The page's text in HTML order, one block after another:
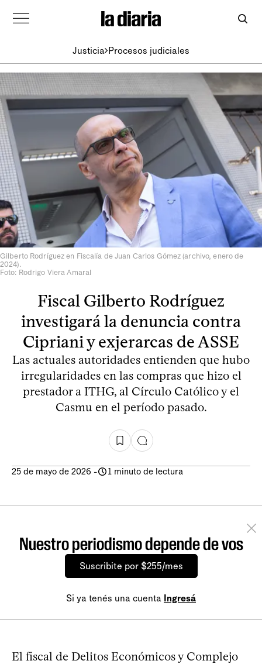
Justicia Procesos judiciales
Gilberto Rodríguez en Fiscalía de Juan Carlos Gómez (archivo, enero de
2024).
Foto: Rodrigo Viera Amaral
Fiscal Gilberto Rodríguez
investigará la denuncia contra
Cipriani y exjerarcas de ASSE
Las actuales autoridades entienden que hubo
irregularidades en las compras que hizo el
prestador a ITHG, al Círculo Católico y el
Casmu en el período pasado.
25 de mayo de 2026 - 1 minuto de lectura
Nuestro periodismo depende de vos
Suscribite por $255/mes
Si ya tenés una cuenta Ingresá
El fiscal de Delitos Económicos y Complejo